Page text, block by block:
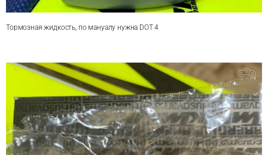
Тормозная жидкость, по мануалу нужна DOT 4